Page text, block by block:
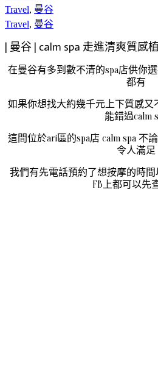
Travel, 曼谷
Travel, 曼谷
| 曼谷 | calm spa 走進清爽質感
在曼谷有多到數不清的spa店供你
都有
如果你想找大約幾千元上下質感又
能錯過calm
這間位於ari區的spa店 calm spa 不
令人滿足
我們有先電話預約了想按摩的時
FB上都可以先